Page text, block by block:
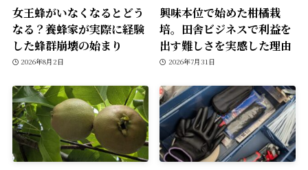
女王蜂がいなくなるとどう
なる？養蜂家が実際に経験
した蜂群崩壊の始まり
2026年8月2日
興味本位で始めた柑橘栽
培。田舎ビジネスで利益を
出す難しさを実感した理由
2026年7月31日